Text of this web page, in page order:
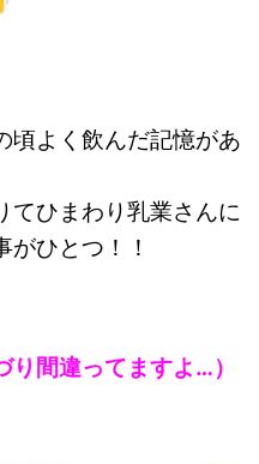
頃よく飲んだ記憶があ
てひまわり乳業さんに
ひとつ！！
り間違ってますよ…）